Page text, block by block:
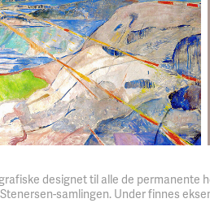
designet til alle de permanente
samlingen. Under finnes